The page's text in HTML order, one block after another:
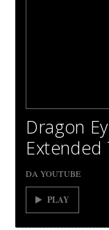
Dragon
Extended
DA YOUTUBE
PLAY